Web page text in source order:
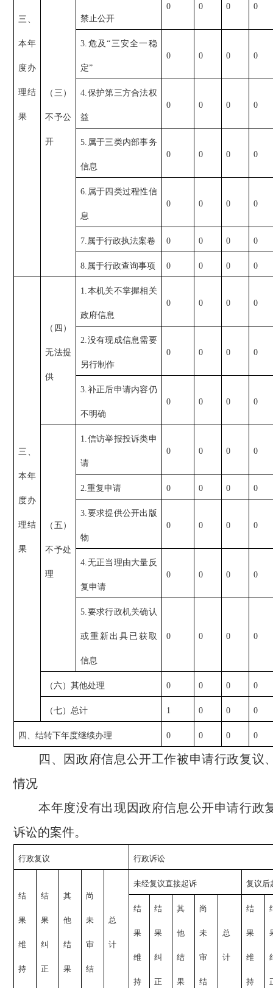
三、
本年
度办
理结
果
（三）
不予公
开
禁止公开
0 0 0 0
3.危及“三安全一稳
定”
0 0 0 0
4.保护第三方合法权
益
0 0 0 0
5.属于三类内部事务
信息
0 0 0 0
6.属于四类过程性信
息
0 0 0 0
7.属于行政执法案卷 0 0 0 0
8.属于行政查询事项 0 0 0 0
三、
本年
度办
理结
果
（四）
无法提
供
1.本机关不掌握相关
政府信息
0 0 0 0
2.没有现成信息需要
另行制作
0 0 0 0
3.补正后申请内容仍
不明确
0 0 0 0
（五）
不予处
理
1.信访举报投诉类申
请
0 0 0 0
2.重复申请 0 0 0 0
3.要求提供公开出版
物
0 0 0 0
4.无正当理由大量反
复申请
0 0 0 0
5.要求行政机关确认
或重新出具已获取
信息
0 0 0 0
（六）其他处理 0 0 0 0
（七）总计 1 0 0 0
四、结转下年度继续办理 0 0 0 0
四、因政府信息公开工作被申请行政复议
情况
本年度没有出现因政府信息公开申请行政
诉讼的案件。
行政复议 行政诉讼
结
果
维
持
结
果
纠
正
其
他
结
果
尚
未
审
结
总
计
未经复议直接起诉 复议后
结
果
维
持
结
果
纠
正
其
他
结
果
尚
未
审
结
总
计
结
果
维
持